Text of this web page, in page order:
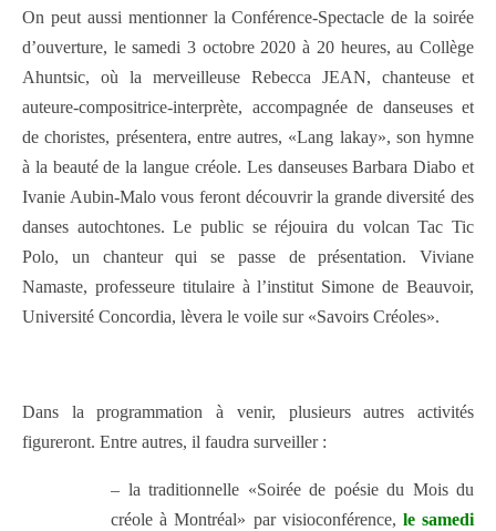
On peut aussi mentionner la Conférence-Spectacle de la soirée
d’ouverture, le samedi 3 octobre 2020 à 20 heures, au Collège
Ahuntsic, où la merveilleuse Rebecca JEAN, chanteuse et
auteure-compositrice-interprète, accompagnée de danseuses et
de choristes, présentera, entre autres, «Lang lakay», son hymne
à la beauté de la langue créole. Les danseuses Barbara Diabo et
Ivanie Aubin-Malo vous feront découvrir la grande diversité des
danses autochtones. Le public se réjouira du volcan Tac Tic
Polo, un chanteur qui se passe de présentation. Viviane
Namaste, professeure titulaire à l’institut Simone de Beauvoir,
Université Concordia, lèvera le voile sur «Savoirs Créoles».
Dans la programmation à venir, plusieurs autres activités
figureront. Entre autres, il faudra surveiller :
– la traditionnelle «Soirée de poésie du Mois du
créole à Montréal» par visioconférence, le samedi